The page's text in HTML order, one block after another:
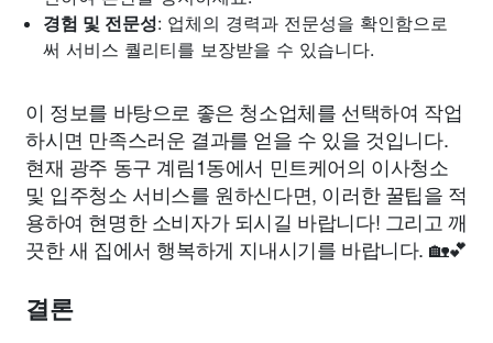
경험 및 전문성: 업체의 경력과 전문성을 확인함으로
써 서비스 퀄리티를 보장받을 수 있습니다.
이 정보를 바탕으로 좋은 청소업체를 선택하여 작업
하시면 만족스러운 결과를 얻을 수 있을 것입니다.
현재 광주 동구 계림1동에서 민트케어의 이사청소
및 입주청소 서비스를 원하신다면, 이러한 꿀팁을 적
용하여 현명한 소비자가 되시길 바랍니다! 그리고 깨
끗한 새 집에서 행복하게 지내시기를 바랍니다. 🏡💕
결론